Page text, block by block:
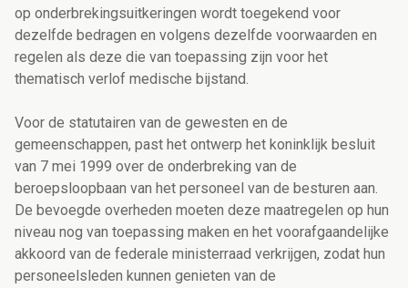
op onderbrekingsuitkeringen wordt toegekend voor
dezelfde bedragen en volgens dezelfde voorwaarden en
regelen als deze die van toepassing zijn voor het
thematisch verlof medische bijstand.
Voor de statutairen van de gewesten en de
gemeenschappen, past het ontwerp het koninklijk besluit
van 7 mei 1999 over de onderbreking van de
beroepsloopbaan van het personeel van de besturen aan.
De bevoegde overheden moeten deze maatregelen op hun
niveau nog van toepassing maken en het voorafgaandelijke
akkoord van de federale ministerraad verkrijgen, zodat hun
personeelsleden kunnen genieten van de